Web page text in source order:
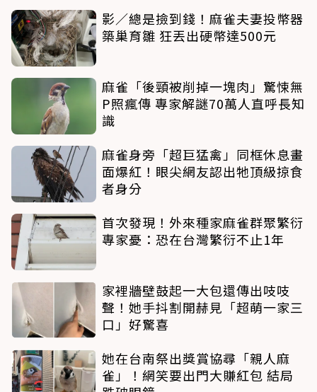
影／總是撿到錢！麻雀夫妻投幣器
築巢育雛 狂丟出硬幣達500元
麻雀「後頸被削掉一塊肉」驚悚無
P照瘋傳 專家解謎70萬人直呼長知
識
麻雀身旁「超巨猛禽」同框休息畫
面爆紅！眼尖網友認出牠頂級掠食
者身分
首次發現！外來種家麻雀群聚繁衍
專家憂：恐在台灣繁衍不止1年
家裡牆壁鼓起一大包還傳出吱吱
聲！她手抖割開赫見「超萌一家三
口」好驚喜
她在台南祭出獎賞協尋「親人麻
雀」！網笑要出門大賺紅包 結局